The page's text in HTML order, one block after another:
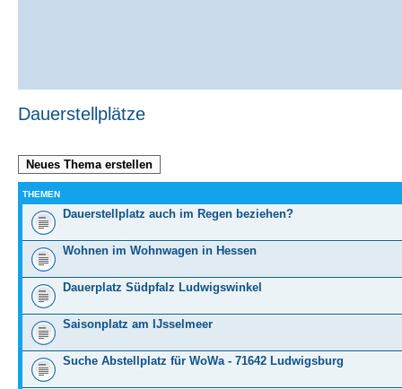
Dauerstellplätze
Neues Thema erstellen
THEMEN
Dauerstellplatz auch im Regen beziehen?
Wohnen im Wohnwagen in Hessen
Dauerplatz Südpfalz Ludwigswinkel
Saisonplatz am IJsselmeer
Suche Abstellplatz für WoWa - 71642 Ludwigsburg